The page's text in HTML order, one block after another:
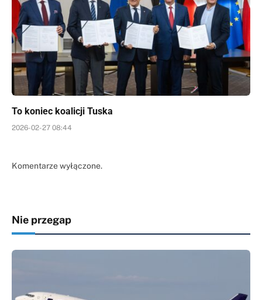
To koniec koalicji Tuska
2026-02-27 08:44
Komentarze wyłączone.
Nie przegap